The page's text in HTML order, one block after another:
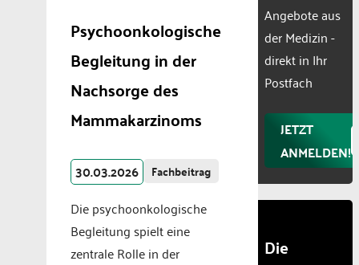
Psychoonkologische
Begleitung in der
Nachsorge des
Mammakarzinoms
30.03.2026 Fachbeitrag
Die psychoonkologische
Begleitung spielt eine
zentrale Rolle in der
Powered
Consent
Angebote aus
der Medizin -
direkt in Ihr
Postfach
JETZT
ANMELDEN!
Die